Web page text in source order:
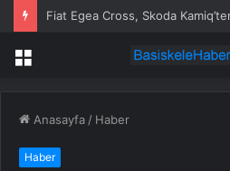
Fiat Egea Cross, Skoda
Menü
Anasayfa / Haber
Haber